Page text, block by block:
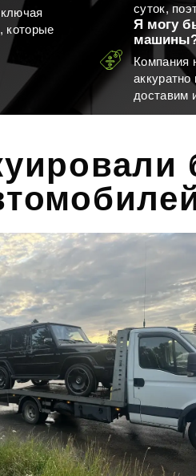
которые
суток,
Я могу
Компания
доставим